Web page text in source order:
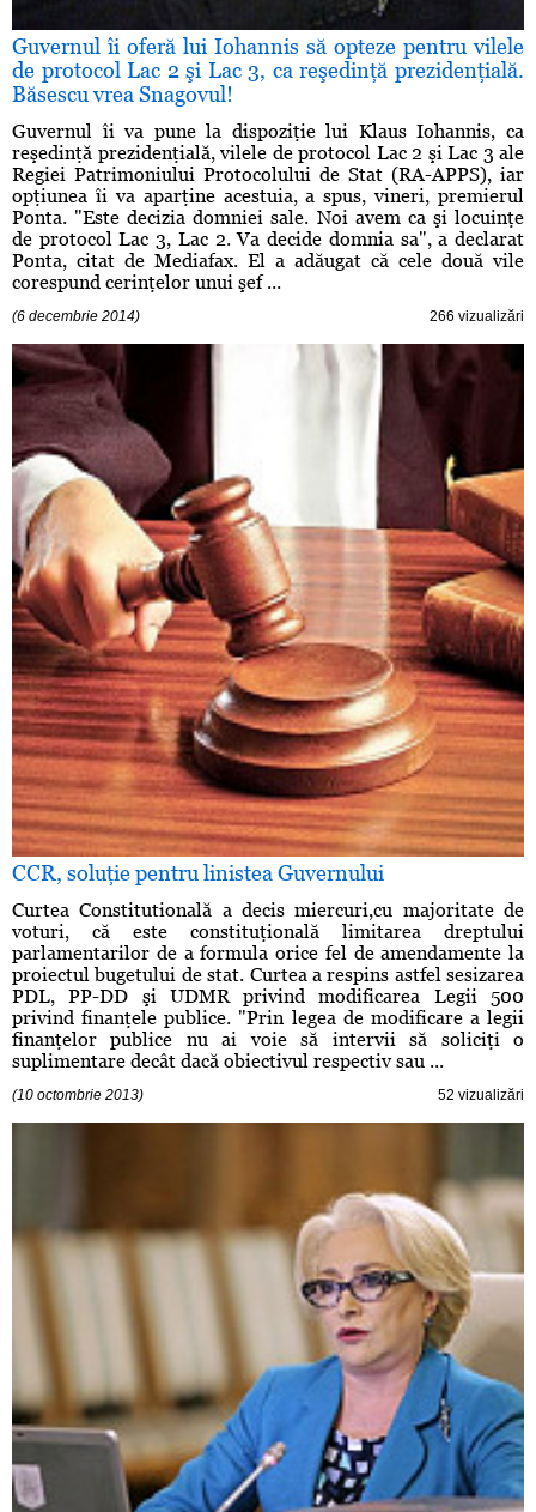
Guvernul îi oferă lui Iohannis să opteze pentru vilele
de protocol Lac 2 şi Lac 3, ca reşedinţă prezidenţială.
Băsescu vrea Snagovul!
Guvernul îi va pune la dispoziţie lui Klaus Iohannis, ca
reşedinţă prezidenţială, vilele de protocol Lac 2 şi Lac 3 ale
Regiei Patrimoniului Protocolului de Stat (RA-APPS), iar
opţiunea îi va aparţine acestuia, a spus, vineri, premierul
Ponta. "Este decizia domniei sale. Noi avem ca şi locuinţe
de protocol Lac 3, Lac 2. Va decide domnia sa", a declarat
Ponta, citat de Mediafax. El a adăugat că cele două vile
corespund cerinţelor unui şef ...
(6 decembrie 2014) 266 vizualizări
CCR, soluţie pentru linistea Guvernului
Curtea Constitutională a decis miercuri,cu majoritate de
voturi, că este constituţională limitarea dreptului
parlamentarilor de a formula orice fel de amendamente la
proiectul bugetului de stat. Curtea a respins astfel sesizarea
PDL, PP-DD şi UDMR privind modificarea Legii 500
privind finanţele publice. "Prin legea de modificare a legii
finanţelor publice nu ai voie să intervii să soliciţi o
suplimentare decât dacă obiectivul respectiv sau ...
(10 octombrie 2013) 52 vizualizări